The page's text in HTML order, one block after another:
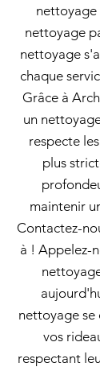
nettoyage
nettoyage
nettoyage
chaque
Grâce à
un
respecte
plus
maintenir
Contactez-
à ! Appelez-
nettoyage se
vos
respectant